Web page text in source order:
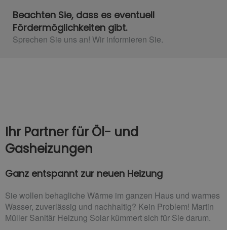
Beachten Sie, dass es eventuell
Fördermöglichkeiten gibt.
Sprechen Sie uns an! Wir informieren Sie.
Ihr Partner für Öl- und
Gasheizungen
Ganz entspannt zur neuen Heizung
Sie wollen behagliche Wärme im ganzen Haus und warmes
Wasser, zuverlässig und nachhaltig? Kein Problem! Martin
Müller Sanitär Heizung Solar kümmert sich für Sie darum.